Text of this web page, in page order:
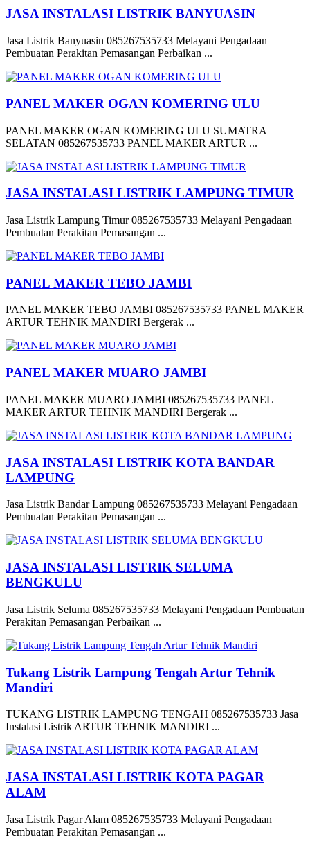
JASA INSTALASI LISTRIK BANYUASIN
Jasa Listrik Banyuasin 085267535733 Melayani Pengadaan
Pembuatan Perakitan Pemasangan Perbaikan ...
PANEL MAKER OGAN KOMERING ULU
PANEL MAKER OGAN KOMERING ULU SUMATRA
SELATAN 085267535733 PANEL MAKER ARTUR ...
JASA INSTALASI LISTRIK LAMPUNG TIMUR
Jasa Listrik Lampung Timur 085267535733 Melayani Pengadaan
Pembuatan Perakitan Pemasangan ...
PANEL MAKER TEBO JAMBI
PANEL MAKER TEBO JAMBI 085267535733 PANEL MAKER
ARTUR TEHNIK MANDIRI Bergerak ...
PANEL MAKER MUARO JAMBI
PANEL MAKER MUARO JAMBI 085267535733 PANEL
MAKER ARTUR TEHNIK MANDIRI Bergerak ...
JASA INSTALASI LISTRIK KOTA BANDAR
LAMPUNG
Jasa Listrik Bandar Lampung 085267535733 Melayani Pengadaan
Pembuatan Perakitan Pemasangan ...
JASA INSTALASI LISTRIK SELUMA
BENGKULU
Jasa Listrik Seluma 085267535733 Melayani Pengadaan Pembuatan
Perakitan Pemasangan Perbaikan ...
Tukang Listrik Lampung Tengah Artur Tehnik
Mandiri
TUKANG LISTRIK LAMPUNG TENGAH 085267535733 Jasa
Instalasi Listrik ARTUR TEHNIK MANDIRI ...
JASA INSTALASI LISTRIK KOTA PAGAR
ALAM
Jasa Listrik Pagar Alam 085267535733 Melayani Pengadaan
Pembuatan Perakitan Pemasangan ...